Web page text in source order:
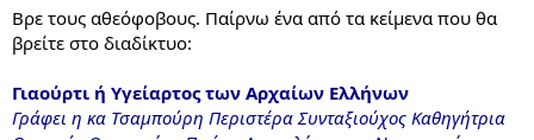
Βρε τους αθεόφοβους. Παίρνω ένα από τα κείμενα που θα
βρείτε στο διαδίκτυο:
Γιαούρτι ή Υγείαρτος των Αρχαίων Ελλήνων
Γράφει η κα Τσαμπούρη Περιστέρα Συνταξιούχος Καθηγήτρια